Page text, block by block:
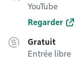
YouTube
Regarder
Gratuit
Entrée libre